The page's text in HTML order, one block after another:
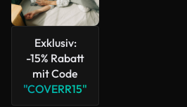
Exklusiv:
-15% Rabatt
mit Code
"COVERR15"